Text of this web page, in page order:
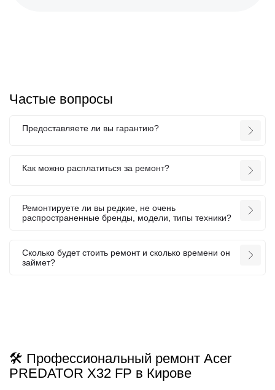
Частые вопросы
Предоставляете ли вы гарантию?
Как можно расплатиться за ремонт?
Ремонтируете ли вы редкие, не очень
распространенные бренды, модели, типы техники?
Сколько будет стоить ремонт и сколько времени он
займет?
🛠️ Профессиональный ремонт Acer
PREDATOR X32 FP в Кирове